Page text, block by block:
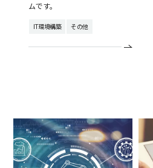
ムです。
IT環境構築 その他